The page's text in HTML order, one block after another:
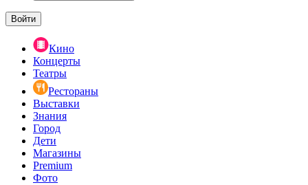
Войти
Кино
Концерты
Театры
Рестораны
Выставки
Знания
Город
Дети
Магазины
Premium
Фото